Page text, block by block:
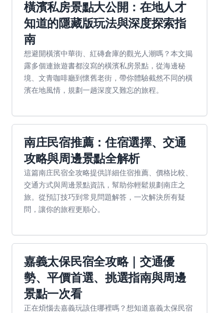
橫濱私房景點大公開：在地人才
知道的隱藏版玩法與深度探索指
南
想避開橫濱中華街、紅磚倉庫的觀光人潮嗎？本文揭
露多個連旅遊書都沒寫的橫濱私房景點，從海邊秘
境、文青咖啡廳到懷舊老街，帶你體驗截然不同的橫
濱在地風情，規劃一趟深度又難忘的旅程。
南庄民宿推薦：住宿選擇、交通
攻略與周邊景點全解析
這篇南庄民宿全攻略提供詳細住宿推薦、價格比較、
交通方式與周邊景點資訊，幫助你輕鬆規劃南庄之
旅。從預訂技巧到常見問題解答，一次解決所有疑
問，讓你的旅程更順心。
嘉義太保民宿全攻略｜交通優
勢、平價首選、挑選指南與周邊
景點一次看
正在煩惱去嘉義玩該住哪裡嗎？想知道嘉義太保民宿